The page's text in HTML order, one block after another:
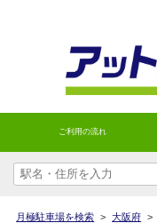
ご利用の流れ
月極駐車場を検索 > 大阪府 >